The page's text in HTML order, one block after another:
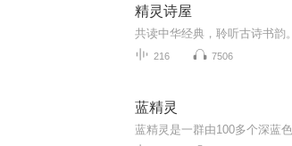
精灵诗屋
216 7506
蓝精灵